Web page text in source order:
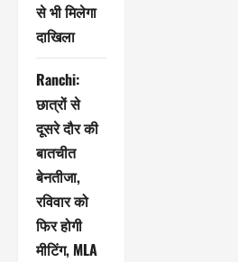
से भी मिलेगा
दाखिला
Ranchi:
छात्रों से
दूसरे दौर की
बातचीत
बेनतीजा,
रविवार को
फिर होगी
मीटिंग, MLA